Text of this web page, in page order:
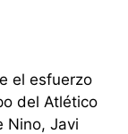
el esfuerzo
del Atlético
Nino, Javi